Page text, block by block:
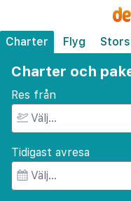
Charter Flyg
Charter och
Res från
Tidigast avresa